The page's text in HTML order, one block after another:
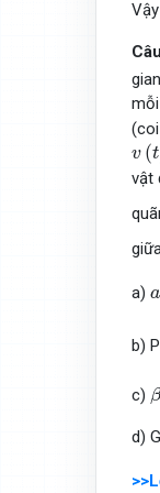
v (t
v (t)
vật
a) a
b)
c) β
β
d)